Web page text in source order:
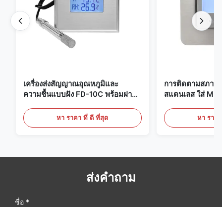
เครื่องส่งสัญญาณอุณหภูมิและ
ความชื้นแบบฝัง FD-10C พร้อมฝา
เลสสตีล 316Lหา ราคา ที่ ดี ที่สุด
การติดตามสภาพ
สแตนเลส ใส่
ทางการแพทย์ / ค
หา ราค
ส่งคำถาม
ชื่อ *